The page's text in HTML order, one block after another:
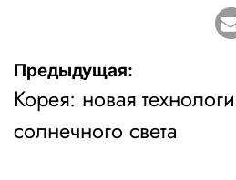
Навигация
по
записям
Предыдущая:
Корея: новая
солнечного света